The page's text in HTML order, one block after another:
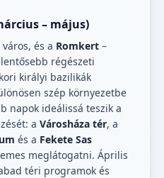
– május)
és a Romkert –
régészeti
királyi bazilikák
szép környezetbe
napok ideálissá teszik a
a Városháza tér, a
és a Fekete Sas
meglátogatni. Április
téri programok és